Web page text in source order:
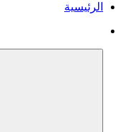
الرئيسية